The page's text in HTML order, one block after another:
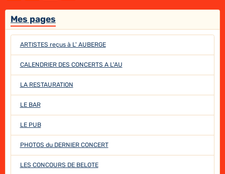
Mes pages
ARTISTES reçus à L' AUBERGE
CALENDRIER DES CONCERTS A L'AU
LA RESTAURATION
LE BAR
LE PUB
PHOTOS du DERNIER CONCERT
LES CONCOURS DE BELOTE